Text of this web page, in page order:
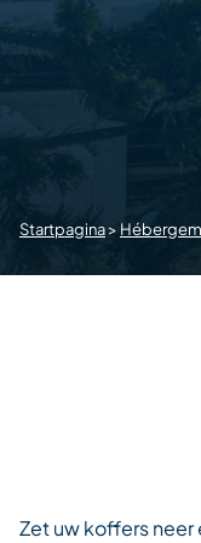
Startpagina>
Zet uw koffers